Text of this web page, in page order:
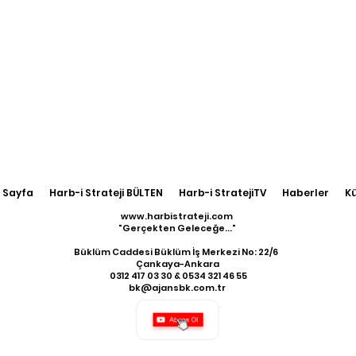
Sayfa Harb-i Strateji BÜLTEN Harb-i StratejiTV Haberler
www.harbistrateji.com
"Gerçekten Geleceğe..."
Büklüm Caddesi Büklüm İş Merkezi No: 22/6
Çankaya-Ankara
​ 0312 417 03 30 & 0534 321 46 55
bk@ajansbk.com.tr